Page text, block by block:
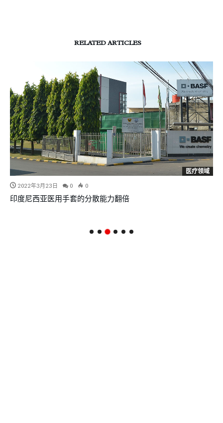
RELATED ARTICLES
医疗领域
2022年3月23日 0 0
印度尼西亚医用手套的分散能力翻倍